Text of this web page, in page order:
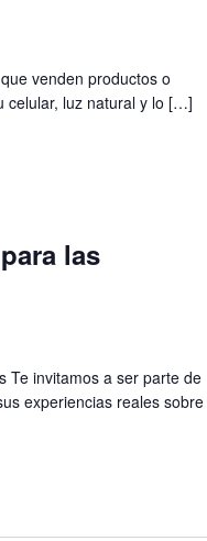
venden productos o
celular, luz natural y lo […]
las
Te invitamos a ser parte de
experiencias reales sobre